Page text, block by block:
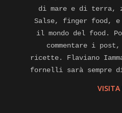
di mare e di terra,
Salse, finger food,
il mondo del food.
commentare i
ricette. Flaviano
fornelli sarà sempre
VISITA